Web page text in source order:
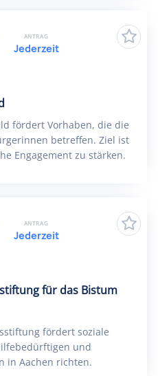
fördert Vorhaben, die die
betreffen. Ziel ist
Engagement zu stärken.
ANTRAG
Jederzeit
für das Bistum
fördert soziale
und
in Aachen richten.
ANTRAG
Jederzeit